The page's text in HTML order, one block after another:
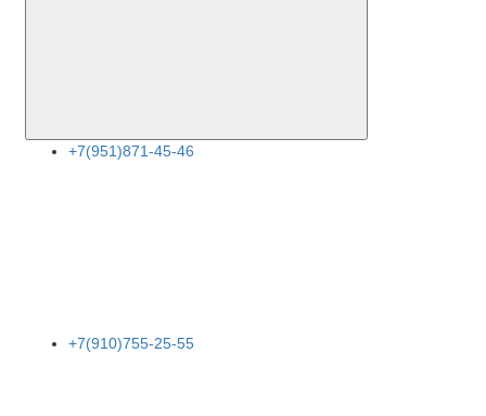
+7(951)871-45-46
+7(910)755-25-55